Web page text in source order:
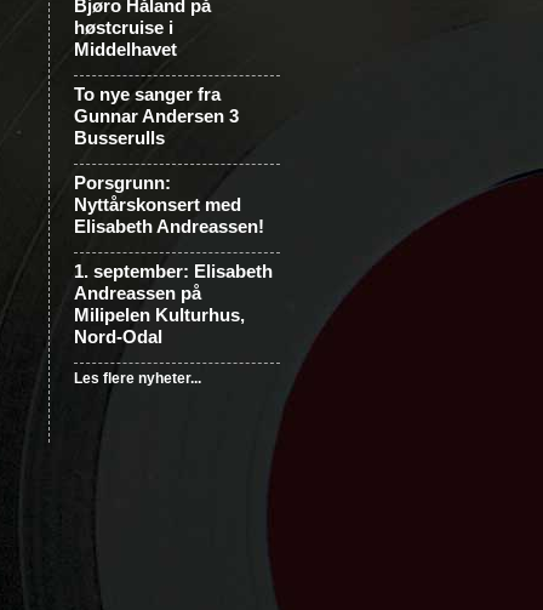
Bjøro Håland på
høstcruise i
Middelhavet
To nye sanger fra
Gunnar Andersen 3
Busserulls
Porsgrunn:
Nyttårskonsert med
Elisabeth Andreassen!
1. september: Elisabeth
Andreassen på
Milipelen Kulturhus,
Nord-Odal
Les flere nyheter...